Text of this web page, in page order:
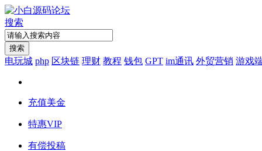
搜索
搜索
电玩城 php 区块链 理财 教程 钱包 GPT im通讯 外贸营销 游戏
充值美金
特惠VIP
有偿投稿